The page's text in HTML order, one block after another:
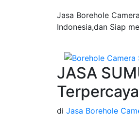
Jasa Borehole
Indonesia,dan Siap
JASA
Terpercaya
di Jasa Borehole